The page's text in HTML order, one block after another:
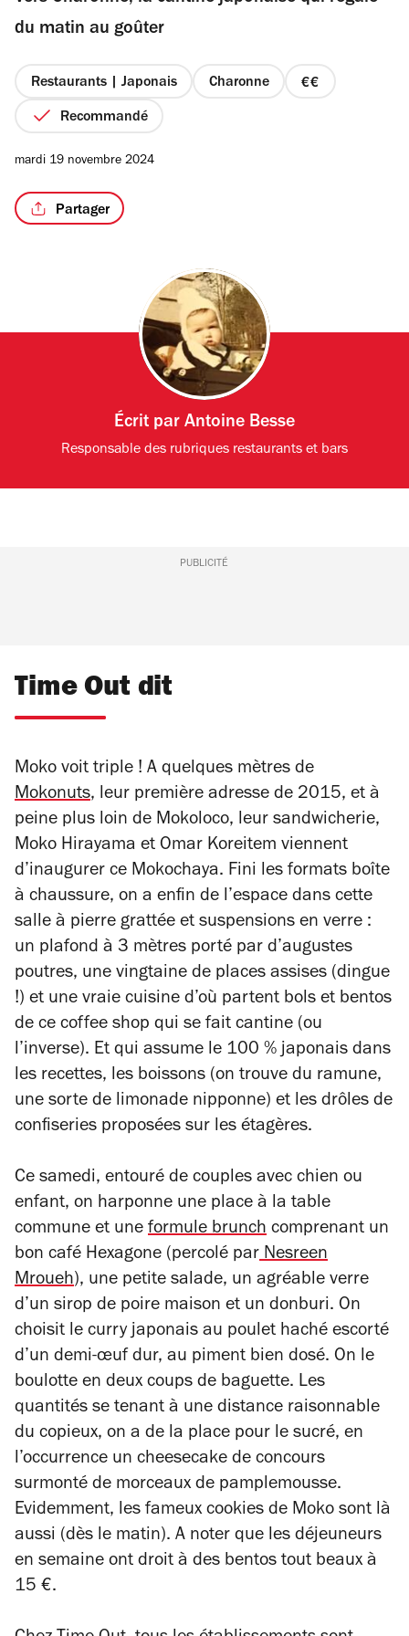
étoiles
du matin au goûter
Restaurants | Japonais Charonne
prix
Recommandé
mardi 19 novembre 2024
Partager
Écrit par Antoine Besse
Responsable des rubriques restaurants et bars
PUBLICITÉ
Time Out dit
Moko voit triple ! A quelques mètres de
Mokonuts, leur première adresse de 2015, et à
peine plus loin de Mokoloco, leur sandwicherie,
Moko Hirayama et Omar Koreitem viennent
d’inaugurer ce Mokochaya. Fini les formats boîte
à chaussure, on a enfin de l’espace dans cette
salle à pierre grattée et suspensions en verre :
un plafond à 3 mètres porté par d’augustes
poutres, une vingtaine de places assises (dingue
!) et une vraie cuisine d’où partent bols et bentos
de ce coffee shop qui se fait cantine (ou
l’inverse). Et qui assume le 100 % japonais dans
les recettes, les boissons (on trouve du ramune,
une sorte de limonade nipponne) et les drôles de
confiseries proposées sur les étagères.
Ce samedi, entouré de couples avec chien ou
enfant, on harponne une place à la table
commune et une formule brunch comprenant un
bon café Hexagone (percolé par Nesreen
Mroueh), une petite salade, un agréable verre
d’un sirop de poire maison et un donburi. On
choisit le curry japonais au poulet haché escorté
d’un demi-œuf dur, au piment bien dosé. On le
boulotte en deux coups de baguette. Les
quantités se tenant à une distance raisonnable
du copieux, on a de la place pour le sucré, en
l’occurrence un cheesecake de concours
surmonté de morceaux de pamplemousse.
Evidemment, les fameux cookies de Moko sont là
aussi (dès le matin). A noter que les déjeuneurs
en semaine ont droit à des bentos tout beaux à
15 €.